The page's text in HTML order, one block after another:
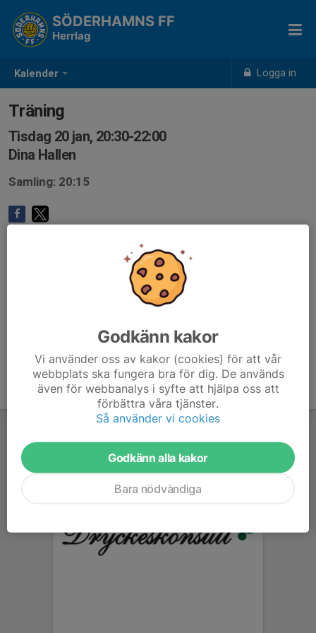
Kalender Logga in
SÖDERHAMNS FF
Herrlag
Träning
Tisdag 20 jan, 20:30-22:00
Dina Hallen
Samling: 20:15
Godkänn kakor
Vi använder oss av kakor (cookies) för att vår
webbplats ska fungera bra för dig. De används
även för webbanalys i syfte att hjälpa oss att
förbättra våra tjänster.
Så använder vi cookies
Godkänn alla kakor
Bara nödvändiga